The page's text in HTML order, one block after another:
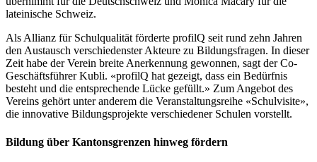
lateinische Schweiz.
Als Allianz für Schulqualität förderte profilQ seit rund zehn Jahren
den Austausch verschiedenster Akteure zu Bildungsfragen. In dieser
Zeit habe der Verein breite Anerkennung gewonnen, sagt der Co-
Geschäftsführer Kubli. «profilQ hat gezeigt, dass ein Bedürfnis
besteht und die entsprechende Lücke gefüllt.» Zum Angebot des
Vereins gehört unter anderem die Veranstaltungsreihe «Schulvisite»,
die innovative Bildungsprojekte verschiedener Schulen vorstellt.
Bildung über Kantonsgrenzen hinweg fördern